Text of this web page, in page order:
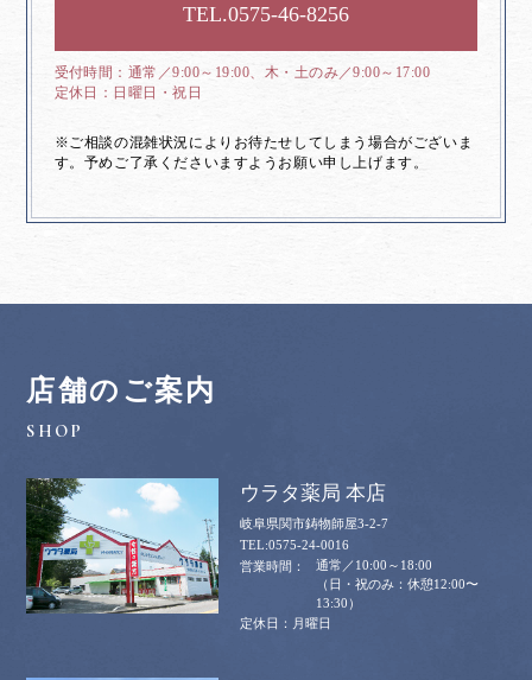
0575-46-8256
通常／9:00～19:00、木・土のみ／9:00～17:00
日曜日・祝日
※ご相談の混雑状況によりお待たせしてしまう場合がございま
す。予めご了承くださいますようお願い申し上げます。
店舗のご案内
ウラタ薬局 本店
岐阜県関市鋳物師屋3-2-7
0575-24-0016
通常／10:00～18:00
（日・祝のみ：休憩12:00〜
13:30）
月曜日